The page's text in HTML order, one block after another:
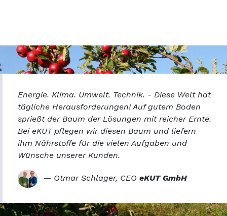
Energie. Klima. Umwelt. Technik. - Diese Welt hat
tägliche Herausforderungen! Auf gutem Boden
sprießt der Baum der Lösungen mit reicher Ernte.
Bei eKUT pflegen wir diesen Baum und liefern
ihm Nährstoffe für die vielen Aufgaben und
Wünsche unserer Kunden.
— Otmar Schlager, CEO eKUT GmbH